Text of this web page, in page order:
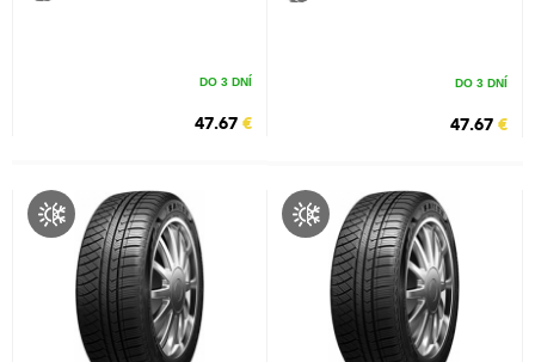
DO 3 DNÍ
47.67 €
DO 3 DNÍ
47.67 €